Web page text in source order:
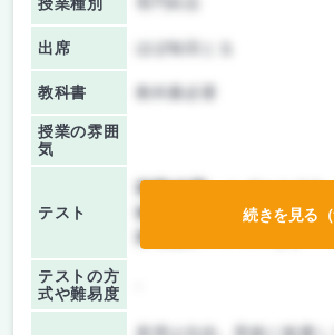
出席 ほぼ毎回とる
教科書 教科書必要
授業の雰囲
気
テスト
前期/中間：
後期/期末：
レポートのみ
テストの方
式や難易度
続きを見る（